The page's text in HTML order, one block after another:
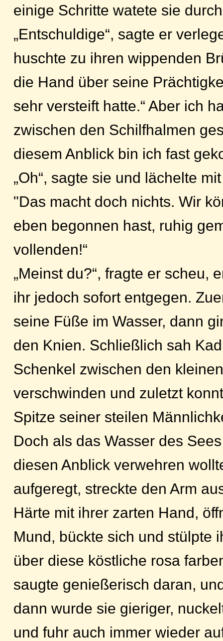
einige Schritte watete sie
„Entschuldige“, sagte er
huschte zu ihren wippenden
die Hand über seine
sehr versteift hatte.“ Aber ich
zwischen den Schilfhalmen
diesem Anblick bin ich fast
„Oh“, sagte sie und lächelte
"Das macht doch nichts. Wir
eben begonnen hast, ruhig
vollenden!“
„Meinst du?“, fragte er scheu,
ihr jedoch sofort entgegen.
seine Füße im Wasser, dann
den Knien. Schließlich sah
Schenkel zwischen den
verschwinden und zuletzt
Spitze seiner steilen
Doch als das Wasser des
diesen Anblick verwehren
aufgeregt, streckte den Arm
Härte mit ihrer zarten Hand,
Mund, bückte sich und stülpte
über diese köstliche rosa
saugte genießerisch daran,
dann wurde sie gieriger,
und fuhr auch immer wieder